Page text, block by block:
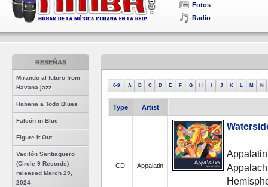
Fotos
Radio
RESEÑAS
Mirando al futuro from
Havana jazz
Habana a Todo Blues
Falcón in Blue
Figure It Out
Vacilón Santiaguero
(Circle 9 Records)
released March 29,
2024
0-9 A B C D E F G H J K L M N
Type Artist
CD Appalatin